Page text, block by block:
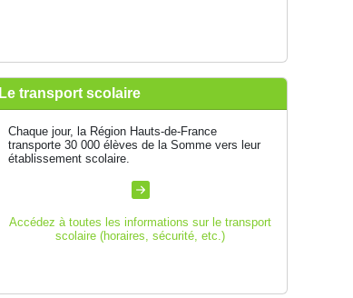
Le transport scolaire
Chaque jour, la Région Hauts-de-France
transporte 30 000 élèves de la Somme vers leur
établissement scolaire.
Accédez à toutes les informations sur le transport
scolaire (horaires, sécurité, etc.)